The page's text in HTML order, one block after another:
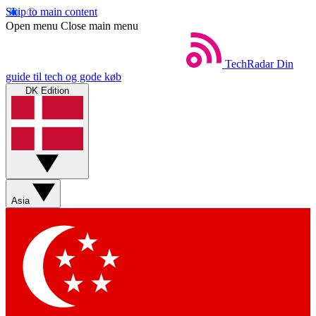
Skip to main content
Open menu Close main menu
TechRadar Din
guide til tech og gode køb
DK Edition
Asia